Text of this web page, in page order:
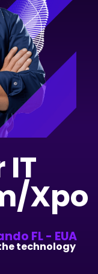
Xpo
FL - EUA
technology